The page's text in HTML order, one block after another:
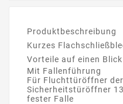
Produktbeschreibung
Kurzes
Vorteile auf einen Blick
Mit Fallenführung
Für Fluchttüröffner
Sicherheitstüröffner
fester Falle